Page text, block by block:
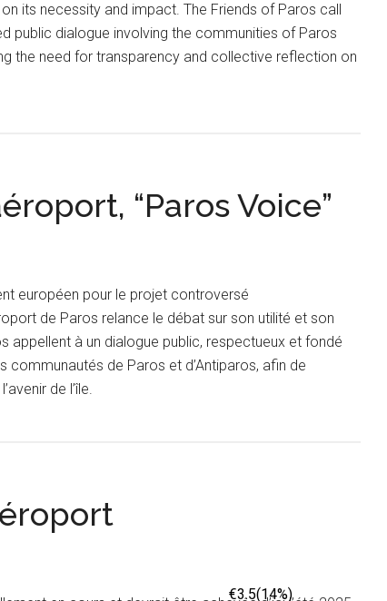
its necessity and impact. The Friends of Paros call
public dialogue involving the communities of Paros
the need for transparency and collective reflection on
“Paros Voice”
européen pour le projet controversé
de Paros relance le débat sur son utilité et son
appellent à un dialogue public, respectueux et fondé
communautés de Paros et d’Antiparos, afin de
de l’île.